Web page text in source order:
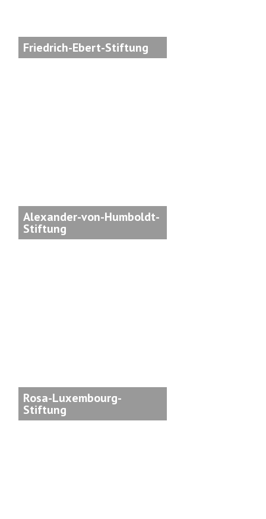
Friedrich-Ebert-Stiftung
Alexander-von-Humboldt-
Stiftung
Rosa-Luxembourg-
Stiftung